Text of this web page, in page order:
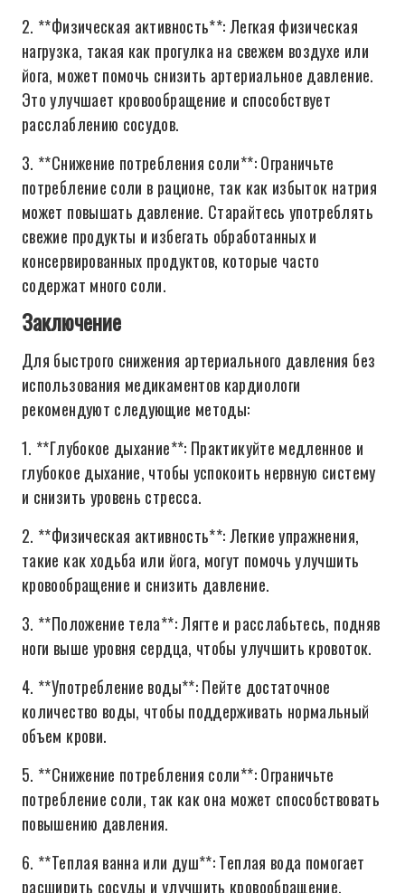
2. **Физическая активность**: Легкая физическая
нагрузка, такая как прогулка на свежем воздухе или
йога, может помочь снизить артериальное давление.
Это улучшает кровообращение и способствует
расслаблению сосудов.
3. **Снижение потребления соли**: Ограничьте
потребление соли в рационе, так как избыток натрия
может повышать давление. Старайтесь употреблять
свежие продукты и избегать обработанных и
консервированных продуктов, которые часто
содержат много соли.
Заключение
Для быстрого снижения артериального давления без
использования медикаментов кардиологи
рекомендуют следующие методы:
1. **Глубокое дыхание**: Практикуйте медленное и
глубокое дыхание, чтобы успокоить нервную систему
и снизить уровень стресса.
2. **Физическая активность**: Легкие упражнения,
такие как ходьба или йога, могут помочь улучшить
кровообращение и снизить давление.
3. **Положение тела**: Лягте и расслабьтесь, подняв
ноги выше уровня сердца, чтобы улучшить кровоток.
4. **Употребление воды**: Пейте достаточное
количество воды, чтобы поддерживать нормальный
объем крови.
5. **Снижение потребления соли**: Ограничьте
потребление соли, так как она может способствовать
повышению давления.
6. **Теплая ванна или душ**: Теплая вода помогает
расширить сосуды и улучшить кровообращение.